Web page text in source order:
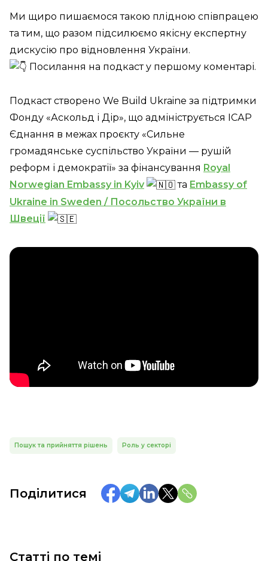
Ми щиро пишаємося такою плідною співпрацею
та тим, що разом підсилюємо якісну експертну
дискусію про відновлення України.
Посилання на подкаст у першому коментарі.
Подкаст створено We Build Ukraine за підтримки
Фонду «Аскольд і Дір», що адмініструється ІСАР
Єднання в межах проєкту «Сильне
громадянське суспільство України — рушій
реформ і демократії» за фінансування Royal
Norwegian Embassy in Kyiv
та Embassy of
Ukraine in Sweden / Посольство України в
Швеції
Пошук та прийняття рішень Роль у секторі
Поділитися
Статті по темі